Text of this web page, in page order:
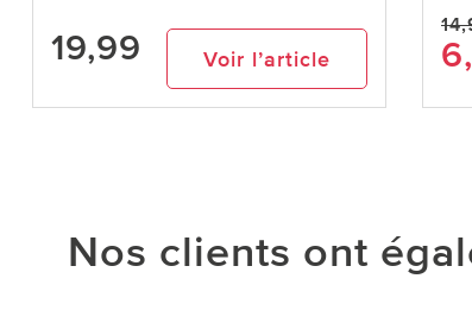
19,99 Voir l’article
Nos clients ont